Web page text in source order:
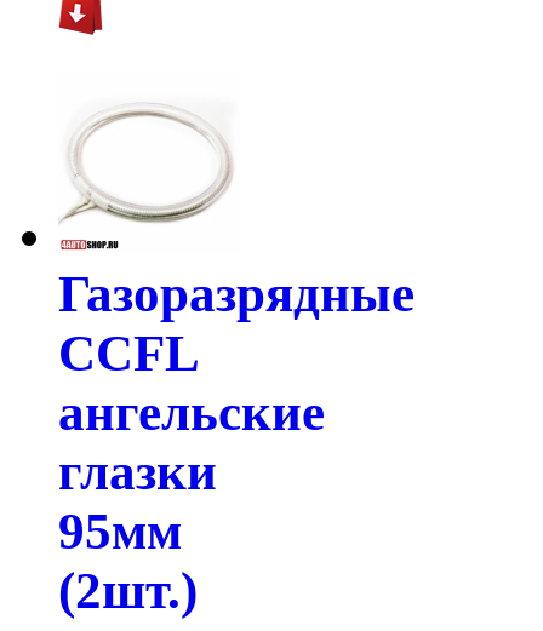
Газоразрядные
CCFL
ангельские
глазки
95мм
(2шт.)